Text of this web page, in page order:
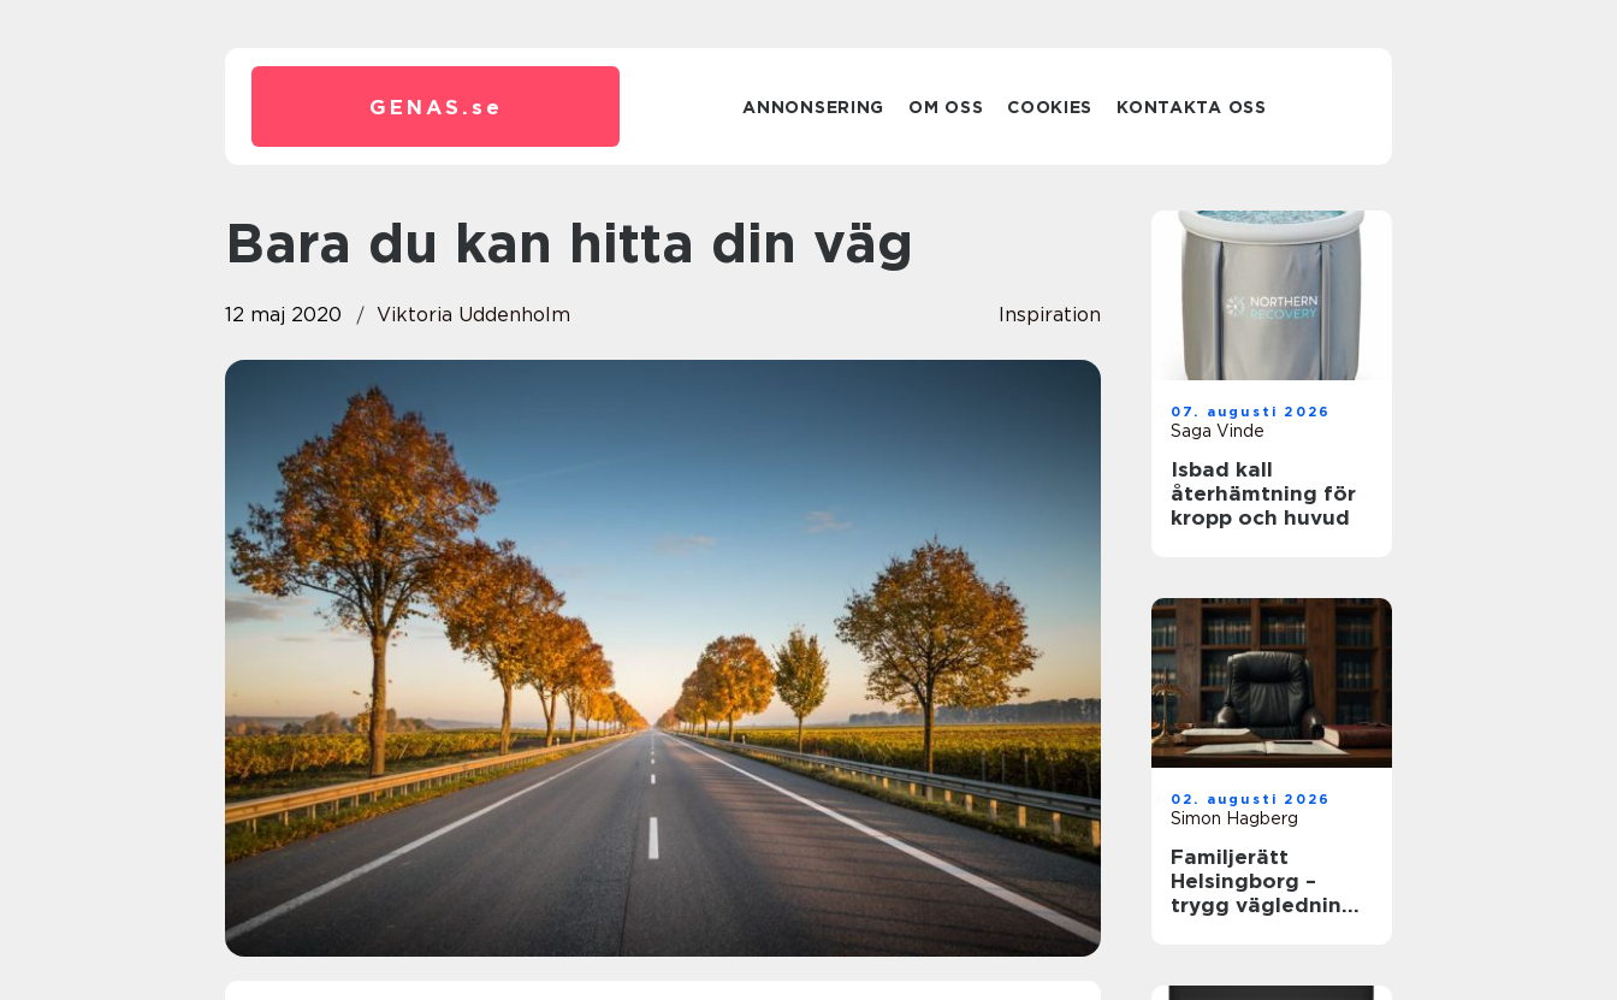
GENAS. se ANNONSERING OM OSS COOKIES KONTAKTA OSS
Bara du kan hitta din väg
12 maj 2020 Viktoria Uddenholm Inspiration
07. augusti 2026
Saga Vinde
Isbad kall
återhämtning för
kropp och huvud
02. augusti 2026
Simon Hagberg
Familjerätt
Helsingborg –
trygg vägledning i